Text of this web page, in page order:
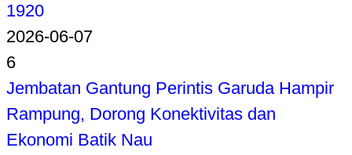
1920
2026-06-07
6
Jembatan Gantung Perintis Garuda Hampir
Rampung, Dorong Konektivitas dan
Ekonomi Batik Nau